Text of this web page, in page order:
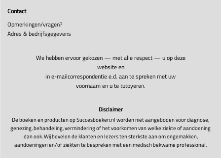
Contact
Opmerkingen/vragen?
Adres & bedrijfsgegevens
We hebben ervoor gekozen — met alle respect — u op deze
website en
in e-mailcorrespondentie e.d. aan te spreken met uw
voornaam en u te tutoyeren.
Disclaimer
De boeken en producten op Succesboeken.nl worden niet aangeboden voor diagnose,
genezing, behandeling, vermindering of het voorkomen van welke ziekte of aandoening
dan ook. Wij bevelen de klanten en lezers ten sterkste aan om ongemakken,
aandoeningen en/of ziekten te bespreken met een medisch bekwame professional.